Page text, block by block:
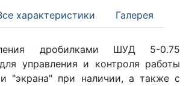
характеристики Галерея
дробилками ШУД 5-0.75
управления и контроля работы
и "экрана" при наличии, а также с